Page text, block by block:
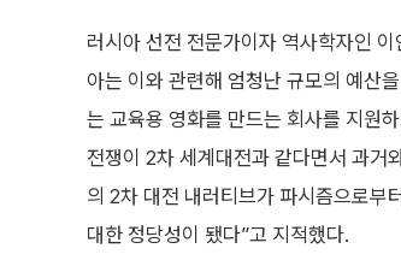
러시아 선전 전문가이자 역사학자인
아는 이와 관련해 엄청난 규모의 예산
는 교육용 영화를 만드는 회사를 지원
전쟁이 2차 세계대전과 같다면서 과거
의 2차 대전 내러티브가 파시즘으로부
대한 정당성이 됐다”고 지적했다.